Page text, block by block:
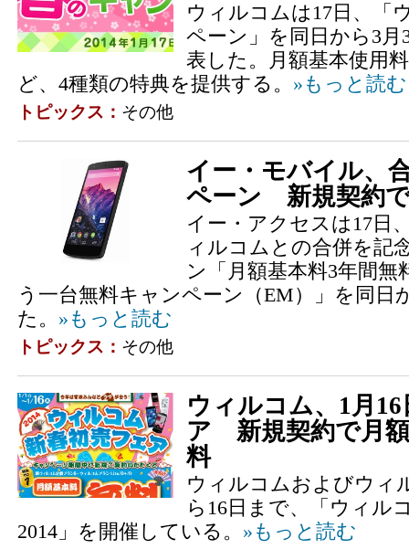
ウィルコムは17日、「
ペーン」を同日から3
表した。月額基本使用
ど、4種類の特典を提供する。 »もっと読む
トピックス： その他
イー・モバイル、
ペーン 新規契約
イー・アクセスは17日
ィルコムとの合併を記
ン「月額基本料3年間
う一台無料キャンペーン（EM）」を同日
た。 »もっと読む
トピックス： その他
ウィルコム、1月
ア 新規契約で月
料
ウィルコムおよびウィ
ら16日まで、「ウィル
2014」を開催している。 »もっと読む